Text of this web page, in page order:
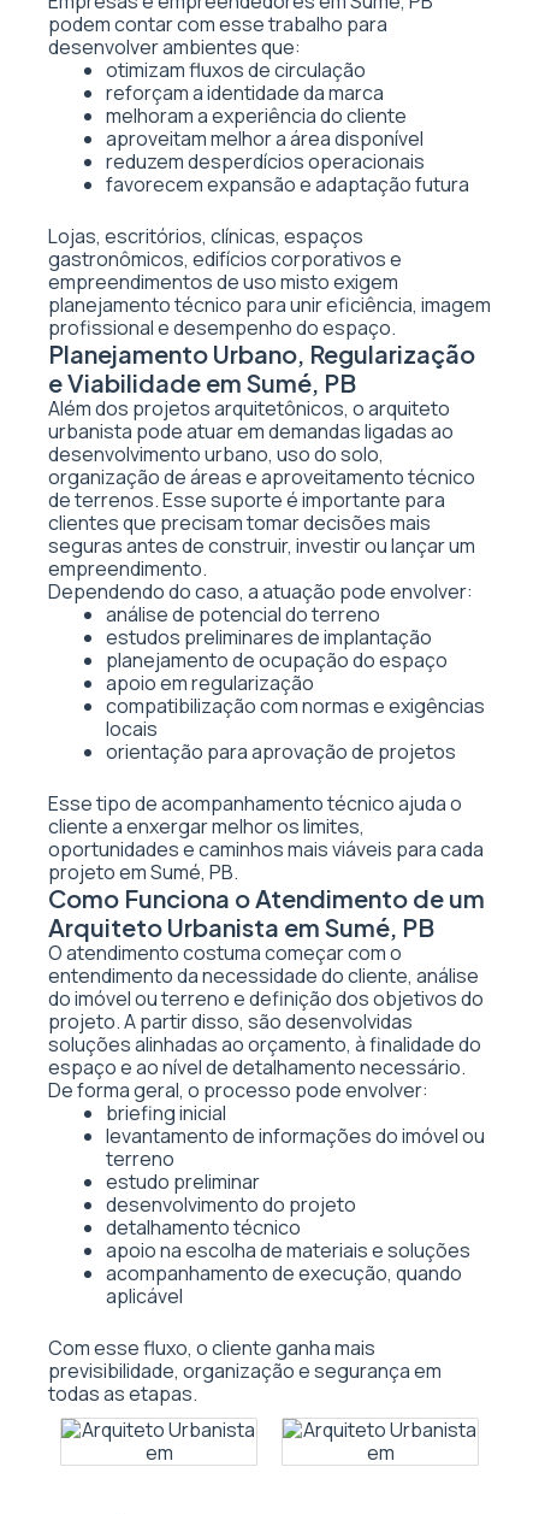
podem contar com esse trabalho para
desenvolver ambientes que:
otimizam fluxos de circulação
reforçam a identidade da marca
melhoram a experiência do cliente
aproveitam melhor a área disponível
reduzem desperdícios operacionais
favorecem expansão e adaptação futura
Lojas, escritórios, clínicas, espaços
gastronômicos, edifícios corporativos e
empreendimentos de uso misto exigem
planejamento técnico para unir eficiência, imagem
profissional e desempenho do espaço.
Planejamento Urbano, Regularização
e Viabilidade em Sumé, PB
Além dos projetos arquitetônicos, o arquiteto
urbanista pode atuar em demandas ligadas ao
desenvolvimento urbano, uso do solo,
organização de áreas e aproveitamento técnico
de terrenos. Esse suporte é importante para
clientes que precisam tomar decisões mais
seguras antes de construir, investir ou lançar um
empreendimento.
Dependendo do caso, a atuação pode envolver:
análise de potencial do terreno
estudos preliminares de implantação
planejamento de ocupação do espaço
apoio em regularização
compatibilização com normas e exigências
locais
orientação para aprovação de projetos
Esse tipo de acompanhamento técnico ajuda o
cliente a enxergar melhor os limites,
oportunidades e caminhos mais viáveis para cada
projeto em Sumé, PB.
Como Funciona o Atendimento de um
Arquiteto Urbanista em Sumé, PB
O atendimento costuma começar com o
entendimento da necessidade do cliente, análise
do imóvel ou terreno e definição dos objetivos do
projeto. A partir disso, são desenvolvidas
soluções alinhadas ao orçamento, à finalidade do
espaço e ao nível de detalhamento necessário.
De forma geral, o processo pode envolver:
briefing inicial
levantamento de informações do imóvel ou
terreno
estudo preliminar
desenvolvimento do projeto
detalhamento técnico
apoio na escolha de materiais e soluções
acompanhamento de execução, quando
aplicável
Com esse fluxo, o cliente ganha mais
previsibilidade, organização e segurança em
todas as etapas.